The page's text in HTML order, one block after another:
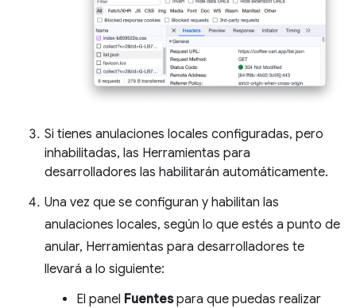
Si tienes anulaciones locales configuradas, pero
inhabilitadas, las Herramientas para
desarrolladores las habilitarán automáticamente.
Una vez que se configuran y habilitan las
anulaciones locales, según lo que estés a punto de
anular, Herramientas para desarrolladores te
llevará a lo siguiente:
El panel Fuentespara que puedas realizar